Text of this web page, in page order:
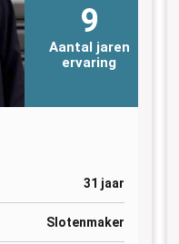
9
Aantal jaren
ervaring
31 jaar
Slotenmaker